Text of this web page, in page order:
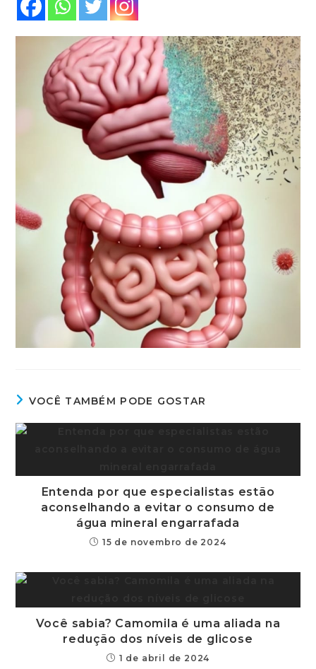
VOCÊ TAMBÉM PODE GOSTAR
Entenda por que especialistas estão
aconselhando a evitar o consumo de
água mineral engarrafada
15 de novembro de 2024
Você sabia? Camomila é uma aliada na
redução dos níveis de glicose
1 de abril de 2024